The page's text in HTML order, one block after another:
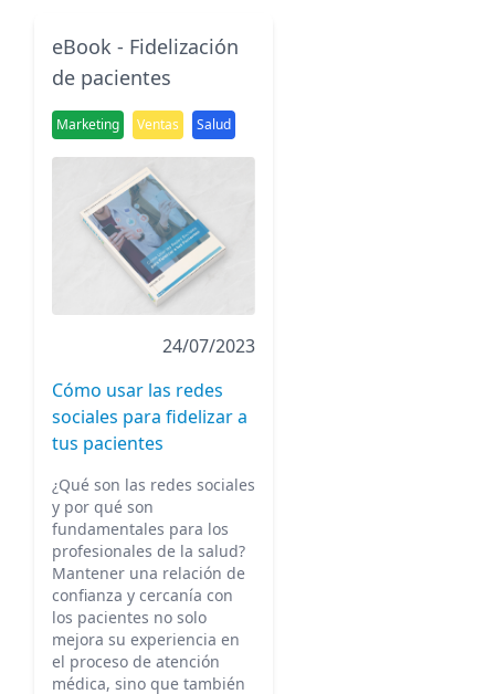
eBook - Fidelización
de pacientes
Marketing Ventas Salud
24/07/2023
Cómo usar las redes
sociales para fidelizar a
tus pacientes
¿Qué son las redes sociales
y por qué son
fundamentales para los
profesionales de la salud?
Mantener una relación de
confianza y cercanía con
los pacientes no solo
mejora su experiencia en
el proceso de atención
médica, sino que también